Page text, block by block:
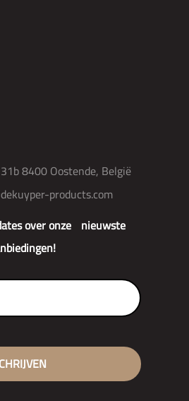
over onze nieuwste
8400 Oostende, België
products.com